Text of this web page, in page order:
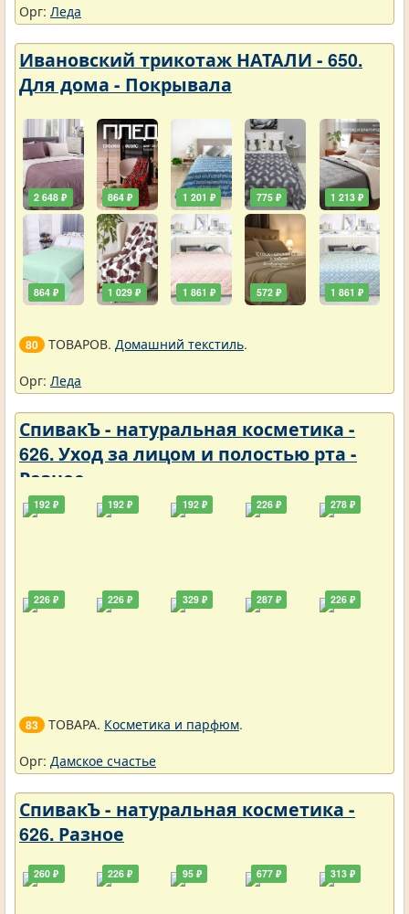
Орг: Леда
Ивановский трикотаж НАТАЛИ - 650.
Для дома - Покрывала
2 648 ₽
864 ₽
864 ₽
1 029 ₽
1 201 ₽
1 861 ₽
775 ₽
572 ₽
1 213 ₽
1 861 ₽
80 ТОВАРОВ. Домашний текстиль.
Орг: Леда
СпивакЪ - натуральная косметика -
626. Уход за лицом и полостью рта -
Разное
192 ₽
226 ₽
192 ₽
226 ₽
192 ₽
329 ₽
226 ₽
287 ₽
278 ₽
226 ₽
83 ТОВАРА. Косметика и парфюм.
Орг: Дамское счастье
СпивакЪ - натуральная косметика -
626. Разное
260 ₽ 226 ₽ 95 ₽ 677 ₽ 313 ₽